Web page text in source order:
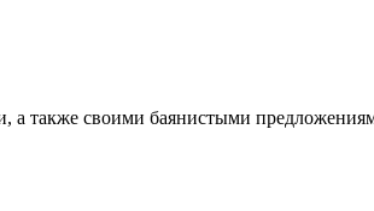
а также своими баянистыми